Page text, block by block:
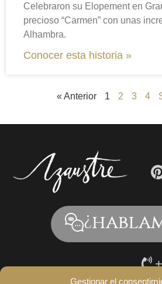
Gestionar el
Celebraron su Elopement en
precioso “Carmen” con unas
Alhambra.
Conocer esta historia »
« Anterior 1 2 3 4